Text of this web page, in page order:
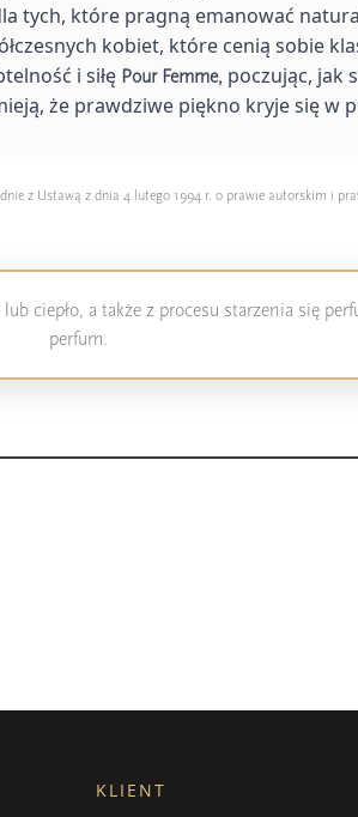
tych, które pragną emanować
kobiet, które cenią sobie
i siłę Pour Femme, poczując, jak
że prawdziwe piękno kryje się w
z Ustawą z dnia 4 lutego 1994 r. o prawie autorskim i
ciepło, a także z procesu starzenia się
perfum.
KLIENT